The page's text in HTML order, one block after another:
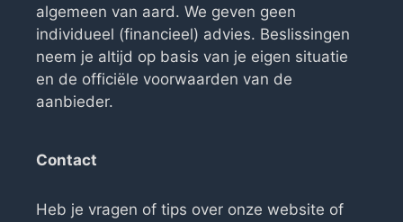
algemeen van aard. We geven geen
individueel (financieel) advies. Beslissingen
neem je altijd op basis van je eigen situatie
en de officiële voorwaarden van de
aanbieder.
Contact
Heb je vragen of tips over onze website of